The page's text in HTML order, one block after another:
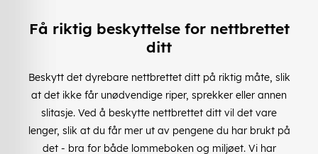
Få riktig beskyttelse for nettbrettet
ditt
Beskytt det dyrebare nettbrettet ditt på riktig måte, slik
at det ikke får unødvendige riper, sprekker eller annen
slitasje. Ved å beskytte nettbrettet ditt vil det vare
lenger, slik at du får mer ut av pengene du har brukt på
det - bra for både lommeboken og miljøet. Vi har